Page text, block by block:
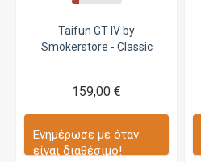
Taifun GT IV by
Smokerstore - Classic
159,00 €
Ενημέρωσε με όταν
είναι διαθέσιμο!